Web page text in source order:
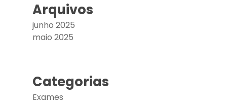
Arquivos
junho 2025
maio 2025
Categorias
Exames